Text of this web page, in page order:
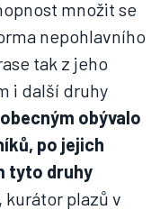
množit se
nepohlavního
tak z jeho
i další druhy
obývalo
po jejich
tyto druhy
plazů v